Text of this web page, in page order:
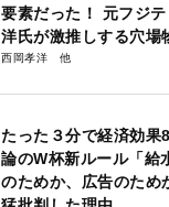
要素だった！ 元フジ
洋氏が激推しする穴場
西岡孝洋
たった３分で経済効果
論のW杯新ルール「給
のためか、広告のた